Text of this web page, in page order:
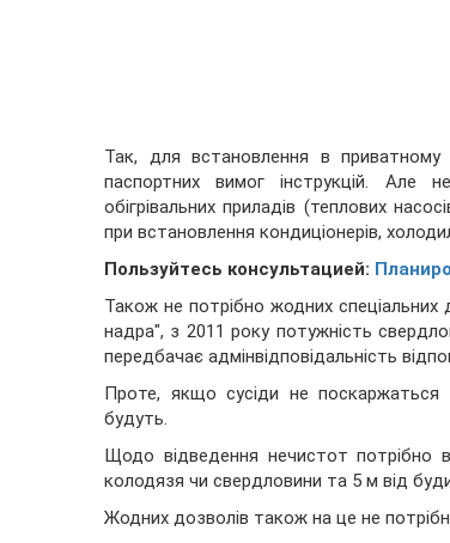
Так, для встановлення в приватному
паспортних вимог інструкцій. Але
обігрівальних приладів (теплових
при встановлення кондиціонерів,
Пользуйтесь консультацией:
Також не потрібно жодних спеціальних
надра", з 2011 року потужність
передбачає адмінвідповідальність
Проте, якщо сусіди не поскаржаться
будуть.
Щодо відведення нечистот потрібно
колодязя чи свердловини та 5 м від
Жодних дозволів також на це не